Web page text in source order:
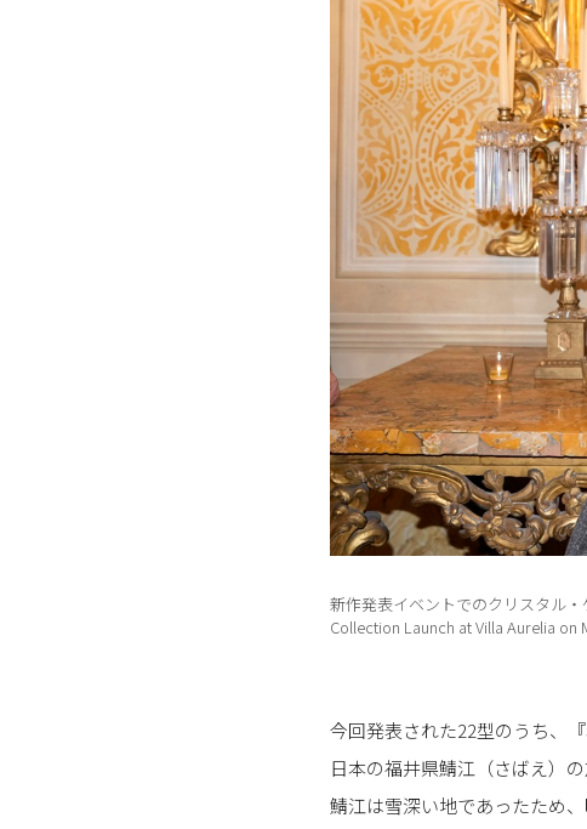
新作発表イベントでのクリスタル・
Collection Launch at Villa Aurelia
今回発表された22型のうち、
日本の福井県鯖江（さばえ）
鯖江は雪深い地であったため